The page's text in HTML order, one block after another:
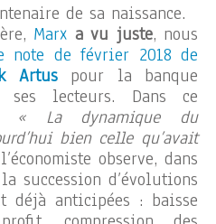
de sa naissance.
Marx a vu juste, nous
note de février 2018 de
Artuspour la banque
lecteurs. Dans ce
« La dynamique du
bien celle qu’avait
observe, dans
succession d’évolutions
déjà anticipées : baisse